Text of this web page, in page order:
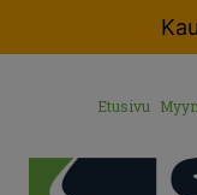
Etusivu